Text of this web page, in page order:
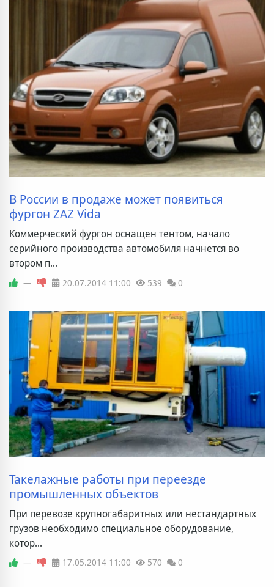
В России в продаже может появиться
фургон ZAZ Vida
Коммерческий фургон оснащен тентом, начало
серийного производства автомобиля начнется во
втором п...
— 20.07.2014 11:00 539 0
Такелажные работы при переезде
промышленных объектов
При перевозе крупногабаритных или нестандартных
грузов необходимо специальное оборудование,
котор...
— 17.05.2014 11:00 570 0